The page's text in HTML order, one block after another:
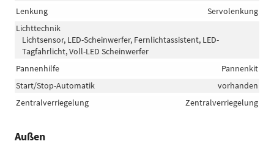
Lenkung
Servolenkung
Lichttechnik
Lichtsensor, LED-Scheinwerfer, Fernlichtassistent, LED-
Tagfahrlicht, Voll-LED Scheinwerfer
Pannenhilfe
Pannenkit
Start/Stop-Automatik
vorhanden
Zentralverriegelung
Zentralverriegelung
Außen